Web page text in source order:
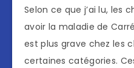
Selon ce que j’ai lu, les
avoir la maladie de
est plus grave chez les
certaines catégories.